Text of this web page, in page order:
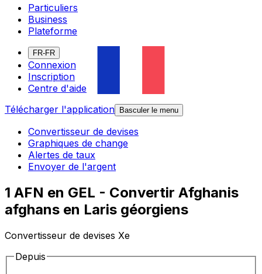
Particuliers
Business
Plateforme
FR-FR
Connexion
Inscription
Centre d'aide
Télécharger l'application
Basculer le menu
Convertisseur de devises
Graphiques de change
Alertes de taux
Envoyer de l'argent
1 AFN en GEL - Convertir Afghanis
afghans en Laris géorgiens
Convertisseur de devises Xe
Depuis